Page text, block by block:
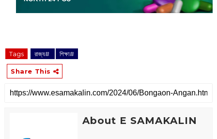
Tags রাজ্য# শিক্ষা#
Share This
About E SAMAKALIN